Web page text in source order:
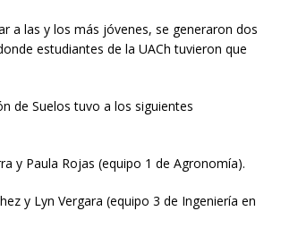
a las y los más jóvenes, se generaron dos
estudiantes de la UACh tuvieron que
de Suelos tuvo a los siguientes
y Paula Rojas (equipo 1 de Agronomía).
y Lyn Vergara (equipo 3 de Ingeniería en